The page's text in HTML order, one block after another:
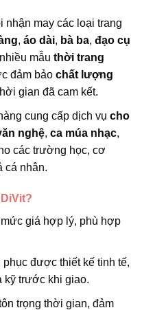
nhận may các loại trang
, áo dài, bà ba, đạo cụ
mẫu thời trang
đảm bảo chất lượng
gian đã cam kết.
cung cấp dịch vụ cho
nghệ, ca múa nhạc,
các trường học, cơ
cá nhân.
giá hợp lý, phù hợp
phục được thiết kế tinh tế,
kỹ trước khi giao.
trọng thời gian, đảm